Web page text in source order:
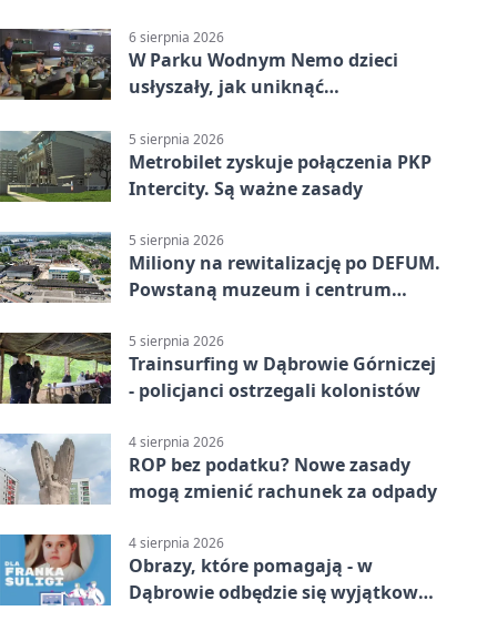
6 sierpnia 2026
W Parku Wodnym Nemo dzieci
usłyszały, jak uniknąć
5 sierpnia 2026
Metrobilet zyskuje połączenia PKP
Intercity. Są ważne zasady
5 sierpnia 2026
Miliony na rewitalizację po DEFUM.
Powstaną muzeum i centrum
5 sierpnia 2026
Trainsurfing w Dąbrowie Górniczej
- policjanci ostrzegali kolonistów
4 sierpnia 2026
ROP bez podatku? Nowe zasady
mogą zmienić rachunek za odpady
4 sierpnia 2026
Obrazy, które pomagają - w
Dąbrowie odbędzie się wyjątkowa